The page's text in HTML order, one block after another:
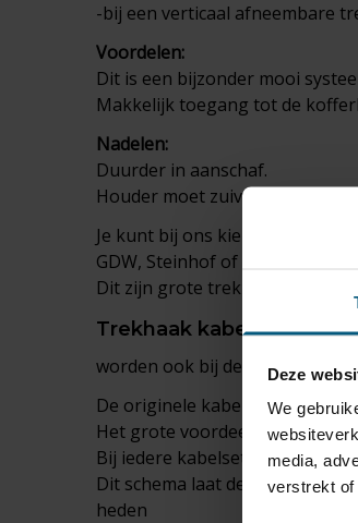
Deze
We
media,
verstrekt of
-bij een verticaal afneembare
Voordelen:
Dit is een bijzonder mooi
Makkelijk toegang tot de
Nadelen:
Duurder in aanschaf.
Houder moet zuiver blijven als
Je kunt bij ons kiezen uit de
GDW, Steinhof of Autohak.
Dit zijn grote trekhaak
Trekhaak kabelsets
worden ook bij de set geleverd.
De originele kabelsets zijn van
Het grote voordeel van
Bij iedere kabelset is een
Dit schema laat de
heden